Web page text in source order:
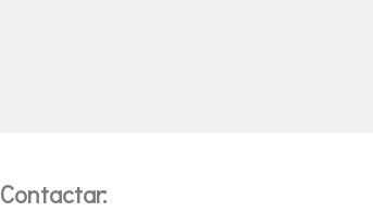
Contactar: